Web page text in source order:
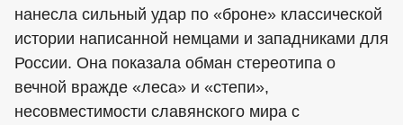
нанесла сильный удар по «броне» классической
истории написанной немцами и западниками для
России. Она показала обман стереотипа о
вечной вражде «леса» и «степи»,
несовместимости славянского мира с